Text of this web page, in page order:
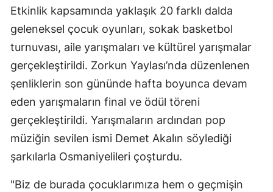
Etkinlik kapsamında yaklaşık 20 farklı dalda
geleneksel çocuk oyunları, sokak basketbol
turnuvası, aile yarışmaları ve kültürel yarışmalar
gerçekleştirildi. Zorkun Yaylası’nda düzenlenen
şenliklerin son gününde hafta boyunca devam
eden yarışmaların final ve ödül töreni
gerçekleştirildi. Yarışmaların ardından pop
müziğin sevilen ismi Demet Akalın söylediği
şarkılarla Osmaniyelileri çoşturdu.
"Biz de burada çocuklarımıza hem o geçmişin